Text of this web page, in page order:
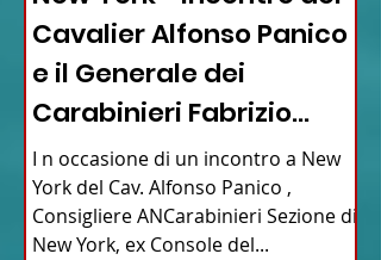
Cavalier Alfonso Panico
e il Generale dei
Carabinieri Fabrizio
Parrulli
I n occasione di un incontro a New
York del Cav. Alfonso Panico ,
Consigliere ANCarabinieri Sezione di
New York, ex Console del...